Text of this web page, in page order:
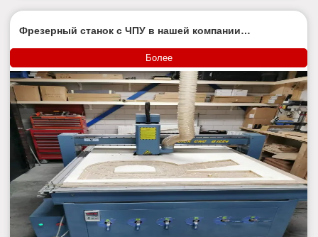
Фрезерный станок с ЧПУ в нашей компании
Более